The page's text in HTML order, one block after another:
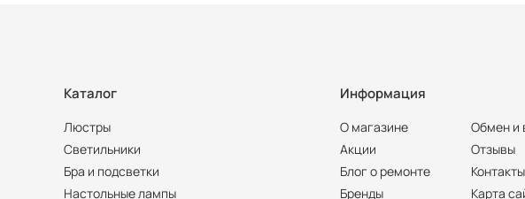
Каталог
Люстры
Светильники
Бра и подсветки
Настольные лампы
Информация
О магазине
Акции
Блог о ремонте
Бренды
Обмен и
Отзывы
Контакты
Карта